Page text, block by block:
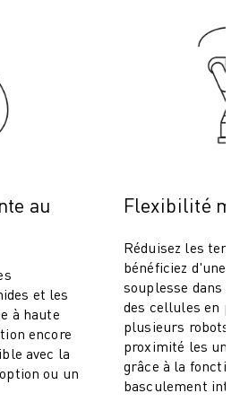
À FIL
POUR AMÉLIORER
au
et les
à haute
encore
avec la
ou un
Flexibilité
Réduisez les
bénéficiez d'une
souplesse dans
des cellules en
plusieurs robots
proximité les uns
grâce à la
basculement